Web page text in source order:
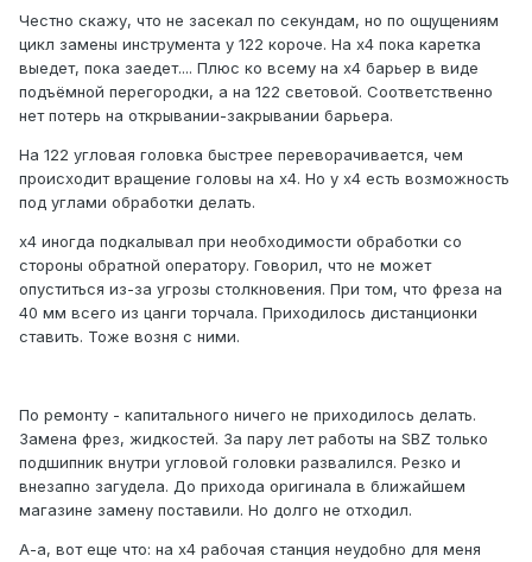
Честно скажу, что не засекал по секундам, но по ощущениям
цикл замены инструмента у 122 короче. На х4 пока каретка
выедет, пока заедет.... Плюс ко всему на х4 барьер в виде
подъёмной перегородки, а на 122 световой. Соответственно
нет потерь на открывании-закрывании барьера.
На 122 угловая головка быстрее переворачивается, чем
происходит вращение головы на х4. Но у х4 есть возможность
под углами обработки делать.
х4 иногда подкалывал при необходимости обработки со
стороны обратной оператору. Говорил, что не может
опуститься из-за угрозы столкновения. При том, что фреза на
40 мм всего из цанги торчала. Приходилось дистанционки
ставить. Тоже возня с ними.
По ремонту - капитального ничего не приходилось делать.
Замена фрез, жидкостей. За пару лет работы на SBZ только
подшипник внутри угловой головки развалился. Резко и
внезапно загудела. До прихода оригинала в ближайшем
магазине замену поставили. Но долго не отходил.
А-а, вот еще что: на х4 рабочая станция неудобно для меня